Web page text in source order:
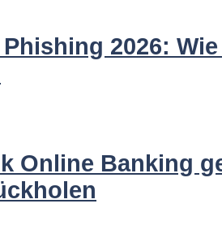
2026:
Online Banking